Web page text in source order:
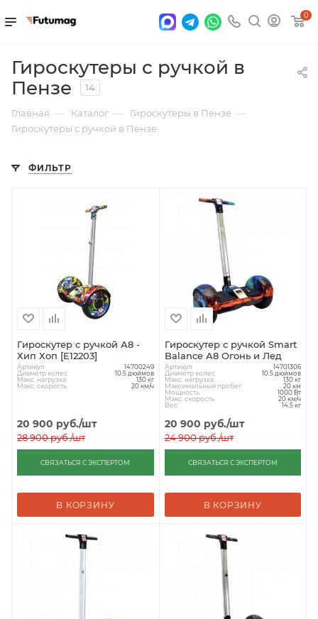
0
Гироскутеры с ручкой в
Пензе
14
Главная — Каталог — Гироскутеры в Пензе —
Гироскутеры с ручкой в Пензе
ФИЛЬТР
Гироскутер с ручкой А8 -
Хип Хоп [E12203]
Артикул 14700249
Диаметр колес 10.5 дюймов
Макс. нагрузка 130 кг
Макс. скорость 20 км/ч
20 900 руб./шт
28 900руб./шт
СВЯЗАТЬСЯ С ЭКСПЕРТОМ
В КОРЗИНУ
Гироскутер с ручкой Smart
Balance А8 Огонь и Лед
Артикул 14701306
Диаметр колес 10.5 дюймов
Макс. нагрузка 130 кг
Максимальный пробег 20 км
Мощность 1000 Вт
Макс. скорость 20 км/ч
Вес 14.5 кг
20 900 руб./шт
24 900руб./шт
СВЯЗАТЬСЯ С ЭКСПЕРТОМ
В КОРЗИНУ